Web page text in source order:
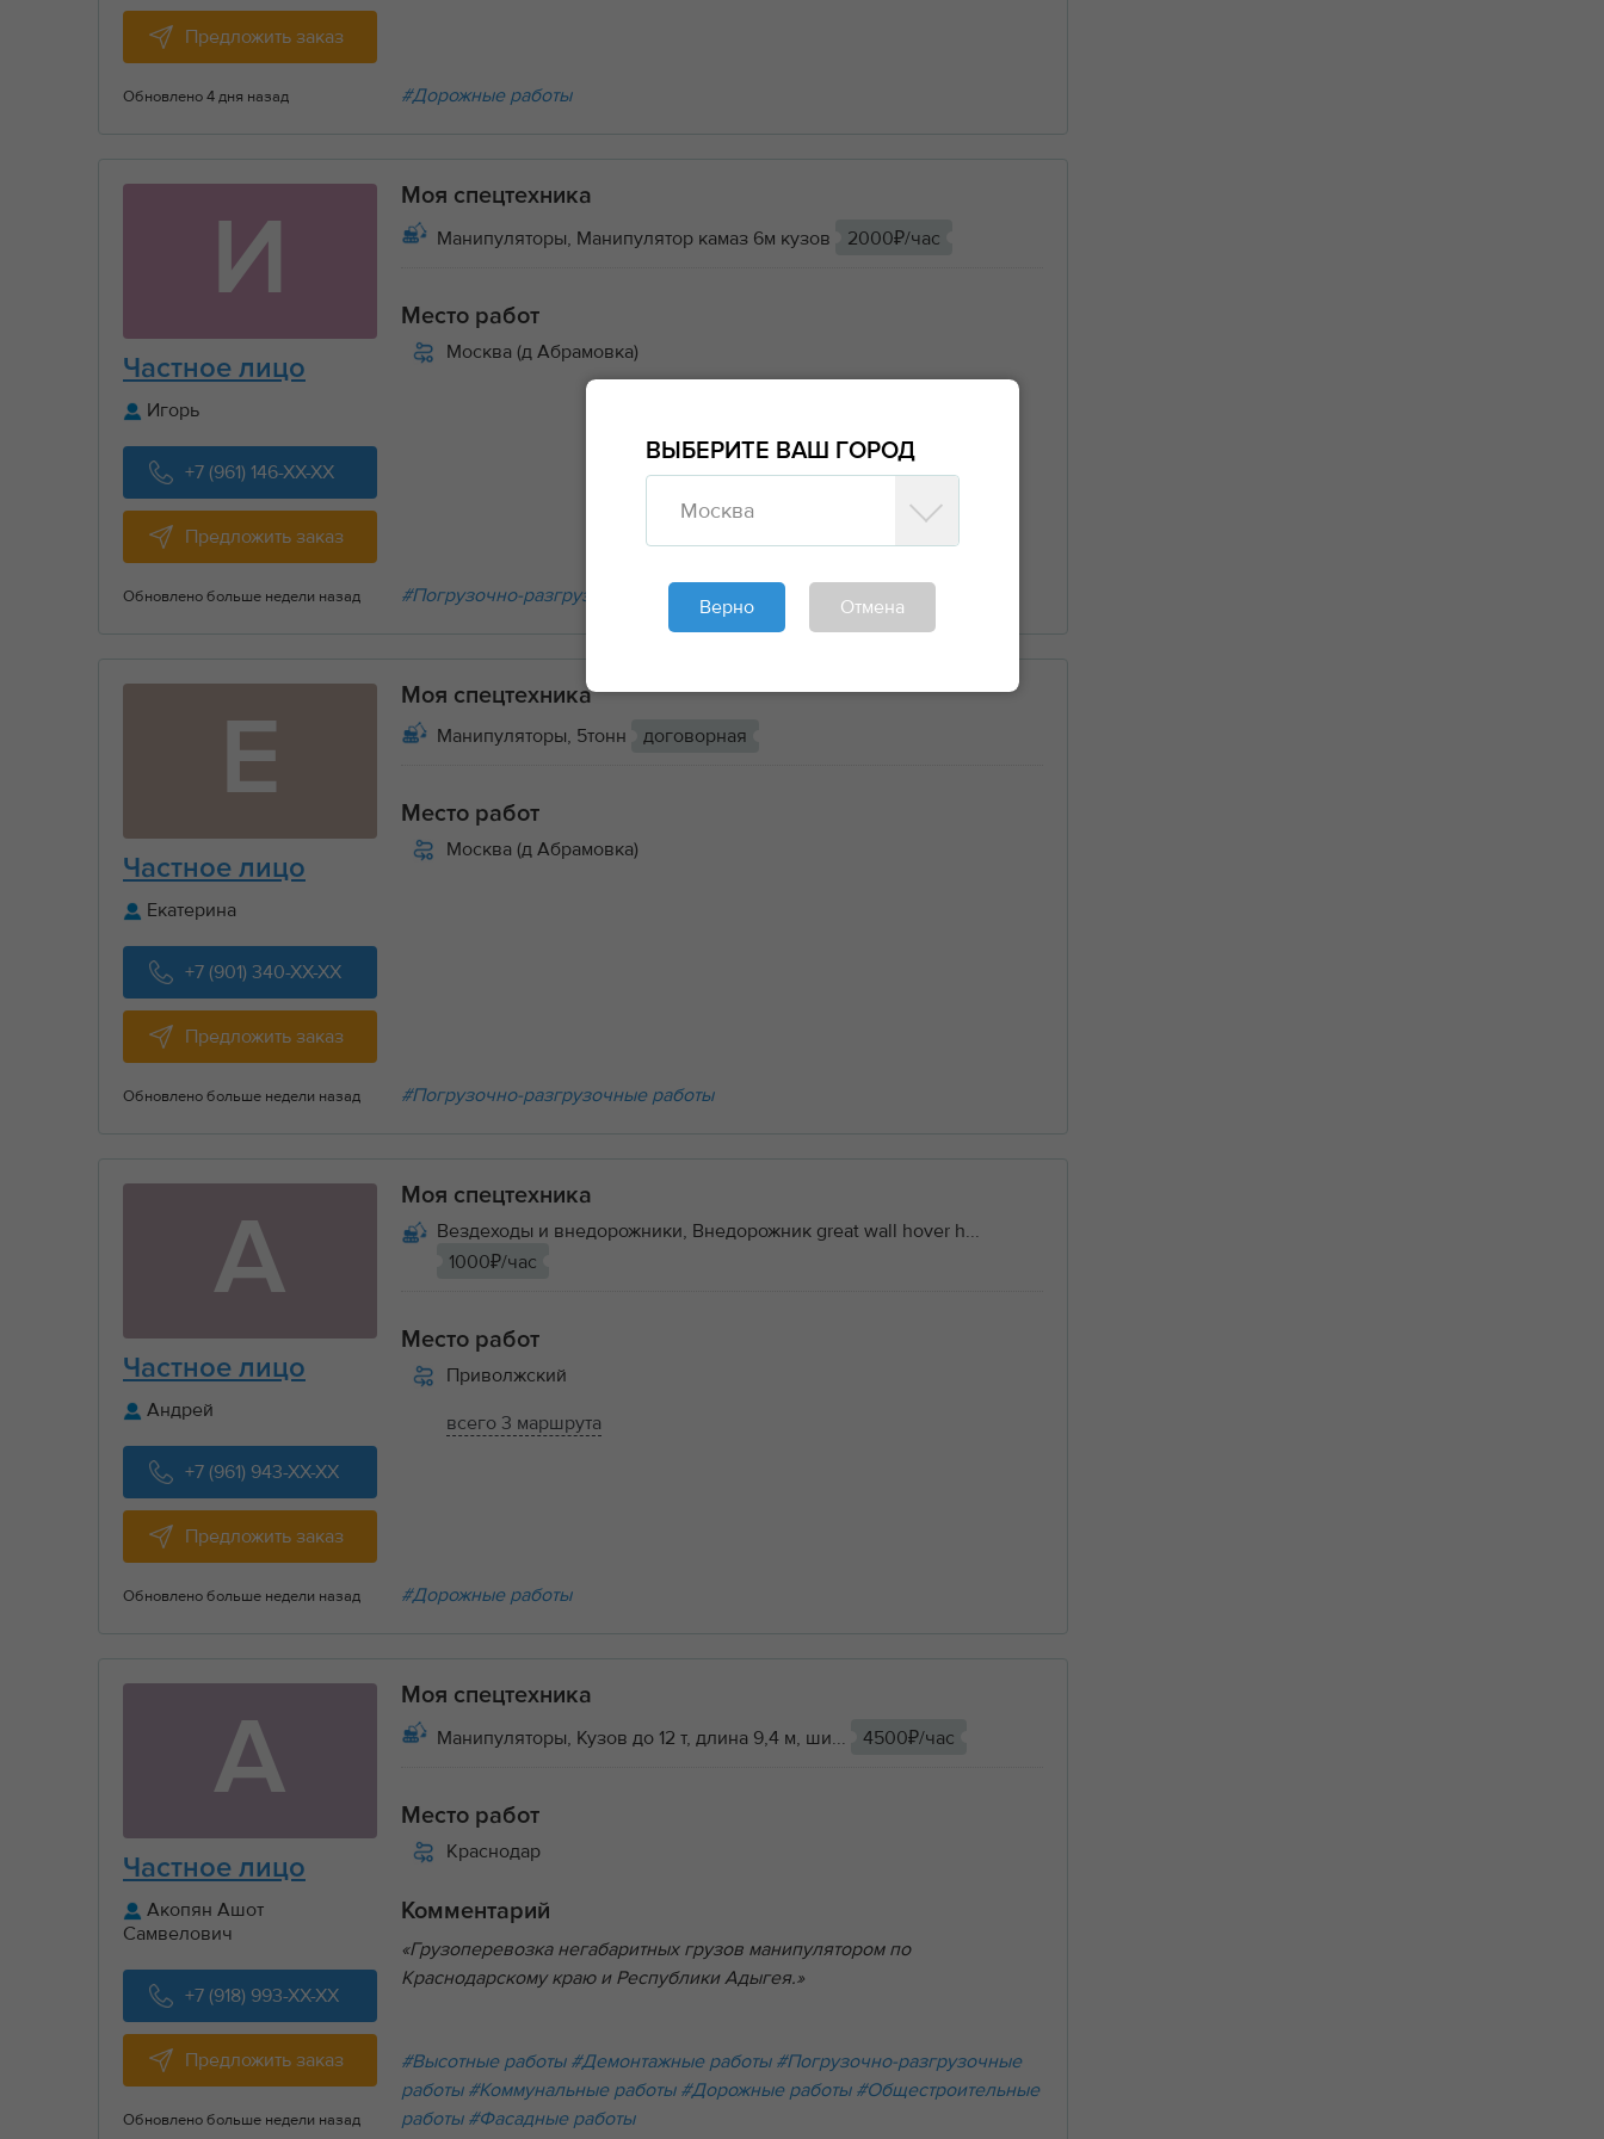
Предложить заказ
Обновлено 4 дня назад #Дорожные работы
И
Частное лицо
Игорь
+7 (961) 146-XX-XX
Предложить заказ
Обновлено больше недели назад
Моя спецтехника
Манипуляторы, Манипулятор камаз 6м кузов
2000₽/час
Место работ
Москва (д Абрамовка)
#Погрузочно-разгрузочные работы
Е
Частное лицо
Екатерина
+7 (901) 340-XX-XX
Предложить заказ
Обновлено больше недели назад
Моя спецтехника
Манипуляторы, 5тонн
договорная
Место работ
Москва (д Абрамовка)
#Погрузочно-разгрузочные работы
А
Частное лицо
Андрей
+7 (961) 943-XX-XX
Предложить заказ
Обновлено больше недели назад
Моя спецтехника
Вездеходы и внедорожники, Внедорожник great wall hover h...
1000₽/час
Место работ
Приволжский
всего 3 маршрута
#Дорожные работы
А
Частное лицо
Акопян Ашот
Самвелович
+7 (918) 993-XX-XX
Предложить заказ
Обновлено больше недели назад
Моя спецтехника
Манипуляторы, Кузов до 12 т, длина 9,4 м, ши...
4500₽/час
Место работ
Краснодар
Комментарий
«Грузоперевозка негабаритных грузов манипулятором по
Краснодарскому краю и Республики Адыгея.»
#Высотные работы #Демонтажные работы #Погрузочно-разгрузочные
работы #Коммунальные работы #Дорожные работы #Общестроительные
работы #Фасадные работы
ВЫБЕРИТЕ ВАШ ГОРОД
Москва
Верно Отмена